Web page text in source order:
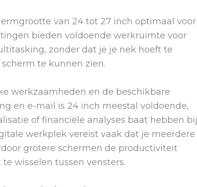
van 24 tot 27 inch optimaal voor
bieden voldoende werkruimte voor
zonder dat je je nek hoeft te
te kunnen zien.
werkzaamheden en de beschikbare
en e-mail is 24 inch meestal voldoende,
of financiële analyses baat hebben bij
werkplek vereist vaak dat je meerdere
grotere schermen de productiviteit
wisselen tussen vensters.